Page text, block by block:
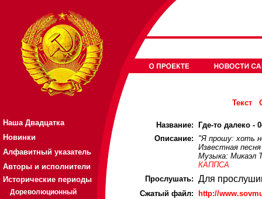
Наша Двадцатка
Новинки
Алфавитный указатель
Авторы и исполнители
Исторические периоды
Дореволюционный
Текст
Название:
Где-то далеко -
Описание:
"Я прошу: хоть
Известная
Музыка: Микаэл
КАППСА
Прослушать: Для
Cжатый файл:
http://